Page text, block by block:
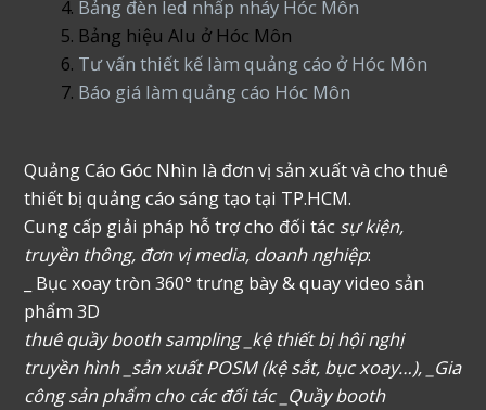
Bảng đèn led nhấp nháy Hóc Môn
Bảng hiệu Alu ở Hóc Môn
Tư vấn thiết kế làm quảng cáo ở Hóc Môn
Báo giá làm quảng cáo Hóc Môn
Quảng Cáo Góc Nhìn là đơn vị sản xuất và cho thuê
thiết bị quảng cáo sáng tạo tại TP.HCM.
Cung cấp giải pháp hỗ trợ cho đối tác sự kiện,
truyền thông, đơn vị media, doanh nghiệp:
_ Bục xoay tròn 360° trưng bày & quay video sản
phẩm 3D
thuê quầy booth sampling _kệ thiết bị hội nghị
truyền hình _sản xuất POSM (kệ sắt, bục xoay…), _Gia
công sản phẩm cho các đối tác _Quầy booth